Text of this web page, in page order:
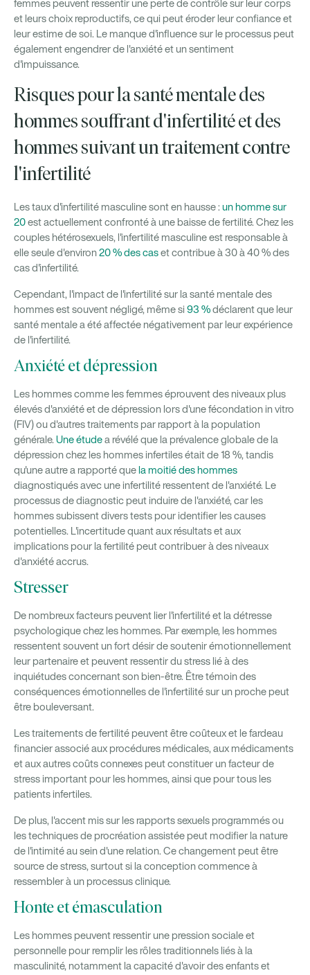
femmes peuvent ressentir une perte de contrôle sur leur corps
et leurs choix reproductifs, ce qui peut éroder leur confiance et
leur estime de soi. Le manque d'influence sur le processus peut
également engendrer de l'anxiété et un sentiment
d'impuissance.
Risques pour la santé mentale des
hommes souffrant d'infertilité et des
hommes suivant un traitement contre
l'infertilité
Les taux d'infertilité masculine sont en hausse :un homme sur
20est actuellement confronté à une baisse de fertilité. Chez les
couples hétérosexuels, l'infertilité masculine est responsable à
elle seule d'environ20 % des caset contribue à 30 à 40 % des
cas d'infertilité.
Cependant, l'impact de l'infertilité sur la santé mentale des
hommes est souvent négligé, même si 93 %déclarent que leur
santé mentale a été affectée négativement par leur expérience
de l'infertilité.
Anxiété et dépression
Les hommes comme les femmes éprouvent des niveaux plus
élevés d'anxiété et de dépression lors d'une fécondation in vitro
(FIV) ou d'autres traitements par rapport à la population
générale. Une étudea révélé que la prévalence globale de la
dépression chez les hommes infertiles était de 18 %, tandis
qu'une autre a rapporté que la moitié des hommes
diagnostiqués avec une infertilité ressentent de l'anxiété. Le
processus de diagnostic peut induire de l'anxiété, car les
hommes subissent divers tests pour identifier les causes
potentielles. L'incertitude quant aux résultats et aux
implications pour la fertilité peut contribuer à des niveaux
d'anxiété accrus.
Stresser
De nombreux facteurs peuvent lier l'infertilité et la détresse
psychologique chez les hommes. Par exemple, les hommes
ressentent souvent un fort désir de soutenir émotionnellement
leur partenaire et peuvent ressentir du stress lié à des
inquiétudes concernant son bien-être. Être témoin des
conséquences émotionnelles de l'infertilité sur un proche peut
être bouleversant.
Les traitements de fertilité peuvent être coûteux et le fardeau
financier associé aux procédures médicales, aux médicaments
et aux autres coûts connexes peut constituer un facteur de
stress important pour les hommes, ainsi que pour tous les
patients infertiles.
De plus, l'accent mis sur les rapports sexuels programmés ou
les techniques de procréation assistée peut modifier la nature
de l'intimité au sein d'une relation. Ce changement peut être
source de stress, surtout si la conception commence à
ressembler à un processus clinique.
Honte et émasculation
Les hommes peuvent ressentir une pression sociale et
personnelle pour remplir les rôles traditionnels liés à la
masculinité, notamment la capacité d'avoir des enfants et